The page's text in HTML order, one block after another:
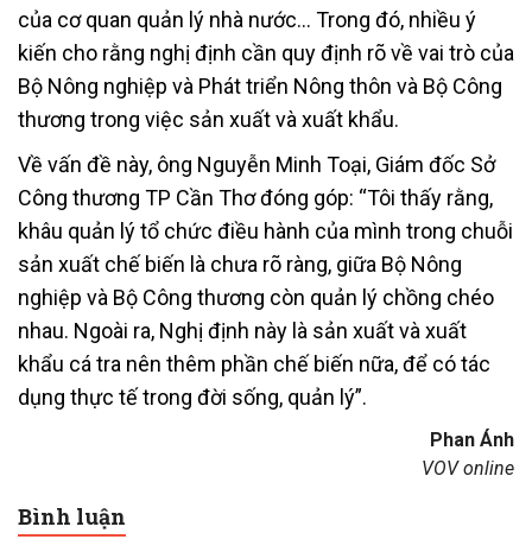
của cơ quan quản lý nhà nước… Trong đó, nhiều ý
kiến cho rằng nghị định cần quy định rõ về vai trò của
Bộ Nông nghiệp và Phát triển Nông thôn và Bộ Công
thương trong việc sản xuất và xuất khẩu.
Về vấn đề này, ông Nguyễn Minh Toại, Giám đốc Sở
Công thương TP Cần Thơ đóng góp: “Tôi thấy rằng,
khâu quản lý tổ chức điều hành của mình trong chuỗi
sản xuất chế biến là chưa rõ ràng, giữa Bộ Nông
nghiệp và Bộ Công thương còn quản lý chồng chéo
nhau. Ngoài ra, Nghị định này là sản xuất và xuất
khẩu cá tra nên thêm phần chế biến nữa, để có tác
dụng thực tế trong đời sống, quản lý”.
Phan Ánh
VOV online
Bình luận